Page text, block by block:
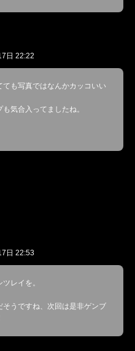
日 22:22
ても写真ではなんかカッコいい
も気合入ってましたね。
日 22:53
レイを。
そうですね、次回は是非ゲンブ